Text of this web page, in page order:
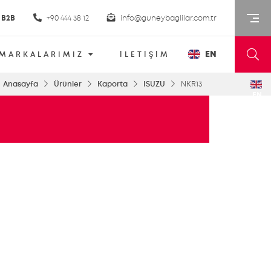
B2B +90 444 38 12 info@guneybaglilar.com.tr
İLETİŞİM EN
Anasayfa Ürünler Kaporta ISUZU NKR13